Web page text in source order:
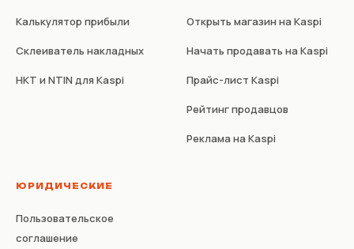
Калькулятор прибыли
Склеиватель накладных
НКТ и NTIN для Kaspi
Открыть магазин на Kaspi
Начать продавать на Kaspi
Прайс-лист Kaspi
Рейтинг продавцов
Реклама на Kaspi
ЮРИДИЧЕСКИЕ
Пользовательское
соглашение